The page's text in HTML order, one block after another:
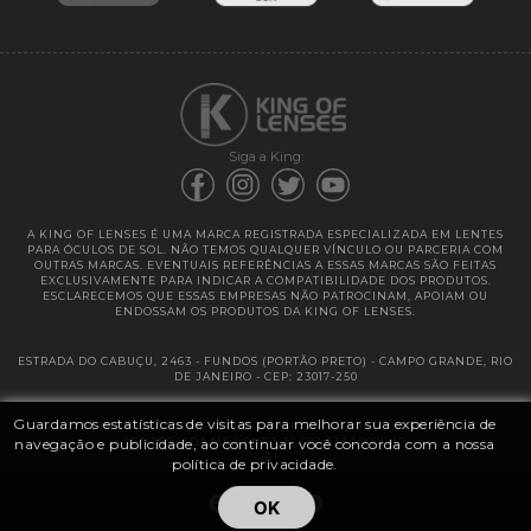
Guardamos estatísticas de visitas para melhorar sua experiência de
navegação e publicidade, ao continuar você concorda com a nossa
política de privacidade.
OK
Siga a King:
A KING OF LENSES É UMA MARCA REGISTRADA ESPECIALIZADA EM LENTES
PARA ÓCULOS DE SOL. NÃO TEMOS QUALQUER VÍNCULO OU PARCERIA COM
OUTRAS MARCAS. EVENTUAIS REFERÊNCIAS A ESSAS MARCAS SÃO FEITAS
EXCLUSIVAMENTE PARA INDICAR A COMPATIBILIDADE DOS PRODUTOS.
ESCLARECEMOS QUE ESSAS EMPRESAS NÃO PATROCINAM, APOIAM OU
ENDOSSAM OS PRODUTOS DA KING OF LENSES.
ESTRADA DO CABUÇU, 2463 - FUNDOS (PORTÃO PRETO) - CAMPO GRANDE, RIO
DE JANEIRO - CEP: 23017-250
@ 2025 | KING OF LENSES - KING OF IMPORTAÇÃO E DISTRIBUIÇÃO DE
LENTES LTDA ME | CNPJ: 13.682.533 / 0001-42